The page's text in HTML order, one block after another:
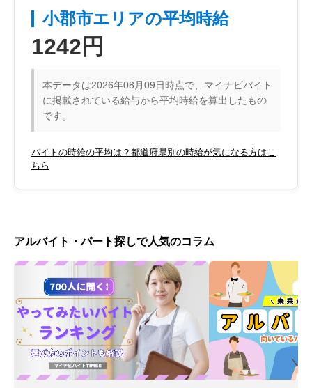
小郡市エリアの平均時給
1242円
本データは2026年08月09日時点で、マイナビバイト
に掲載されている給与から平均時給を算出したもの
です。
バイトの時給の平均は？都道府県別の時給が気になる方はこ
ちら
アルバイト・パート探しで人気のコラム